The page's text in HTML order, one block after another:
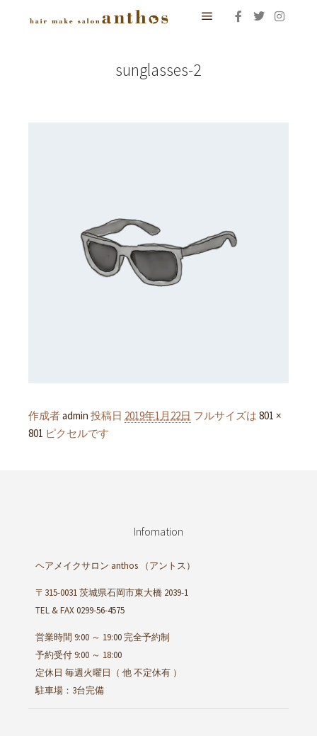
sunglasses-2
作成者admin 投稿日 2019年1月22日 フルサイズは 801 ×
801 ピクセルです
Infomation
ヘアメイクサロン anthos （アントス）
〒315-0031 茨城県石岡市東大橋 2039-1
TEL & FAX 0299-56-4575
営業時間 9:00 ～ 19:00 完全予約制
予約受付 9:00 ～ 18:00
定休日 毎週火曜日（ 他 不定休有 ）
駐車場：3台完備